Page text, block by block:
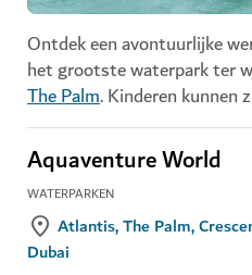
Ontdek een avontuurlijke
het grootste waterpark ter
The Palm. Kinderen kunnen
Aquaventure World
WATERPARKEN
Atlantis, The Palm,
Dubai